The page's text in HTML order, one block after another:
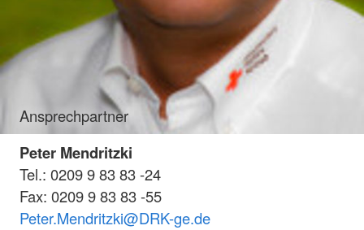
Ansprechpartner
Peter Mendritzki
Tel.: 0209 9 83 83 -24
Fax: 0209 9 83 83 -55
Peter.Mendritzki@DRK-ge.de